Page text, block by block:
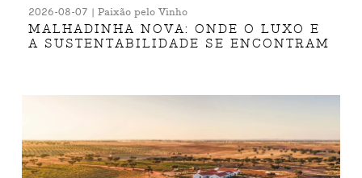
2026-08-07 | Paixão pelo Vinho
MALHADINHA NOVA: ONDE O LUXO E
A SUSTENTABILIDADE SE ENCONTRAM